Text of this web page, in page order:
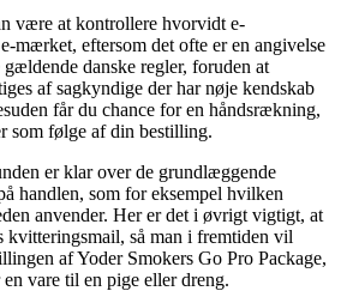
være at kontrollere hvorvidt e-
mærket, eftersom det ofte er en angivelse
danske regler, foruden at
af sagkyndige der har nøje kendskab
får du chance for en håndsrækning,
som følge af din bestilling.
er klar over de grundlæggende
handlen, som for eksempel hvilken
anvender. Her er det i øvrigt vigtigt, at
kvitteringsmail, så man i fremtiden vil
af Yoder Smokers Go Pro Package,
vare til en pige eller dreng.